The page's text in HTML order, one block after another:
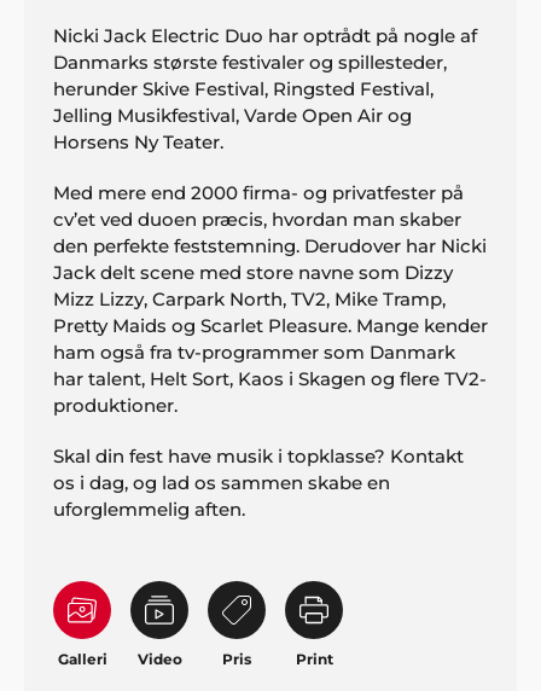
Nicki Jack Electric Duo har optrådt på nogle af
Danmarks største festivaler og spillesteder,
herunder Skive Festival, Ringsted Festival,
Jelling Musikfestival, Varde Open Air og
Horsens Ny Teater.
Med mere end 2000 firma- og privatfester på
cv’et ved duoen præcis, hvordan man skaber
den perfekte feststemning. Derudover har Nicki
Jack delt scene med store navne som Dizzy
Mizz Lizzy, Carpark North, TV2, Mike Tramp,
Pretty Maids og Scarlet Pleasure. Mange kender
ham også fra tv-programmer som Danmark
har talent, Helt Sort, Kaos i Skagen og flere TV2-
produktioner.
Skal din fest have musik i topklasse? Kontakt
os i dag, og lad os sammen skabe en
uforglemmelig aften.
Galleri Video Pris Print